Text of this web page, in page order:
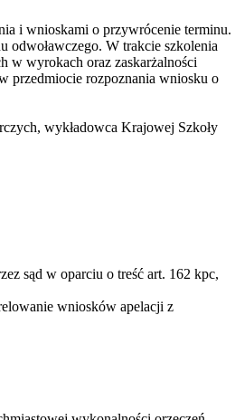
i wnioskami o przywrócenie terminu.
odwoławczego. W trakcie szkolenia
w wyrokach oraz zaskarżalności
przedmiocie rozpoznania wniosku o
wykładowca Krajowej Szkoły
sąd w oparciu o treść art. 162 kpc,
wniosków apelacji z